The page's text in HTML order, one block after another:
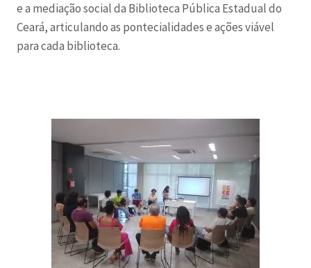
e a mediação social da Biblioteca Pública Estadual do
Ceará, articulando as pontecialidades e ações viável
para cada biblioteca.